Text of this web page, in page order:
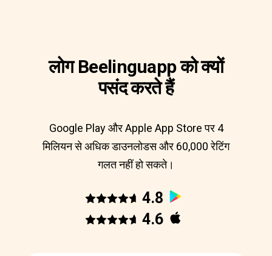
लोग Beelinguapp को क्यों
पसंद करते हैं
Google Play और Apple App Store पर 4
मिलियन से अधिक डाउनलोडस और 60,000 रेटिंग
गलत नहीं हो सकते।
4.8
4.6